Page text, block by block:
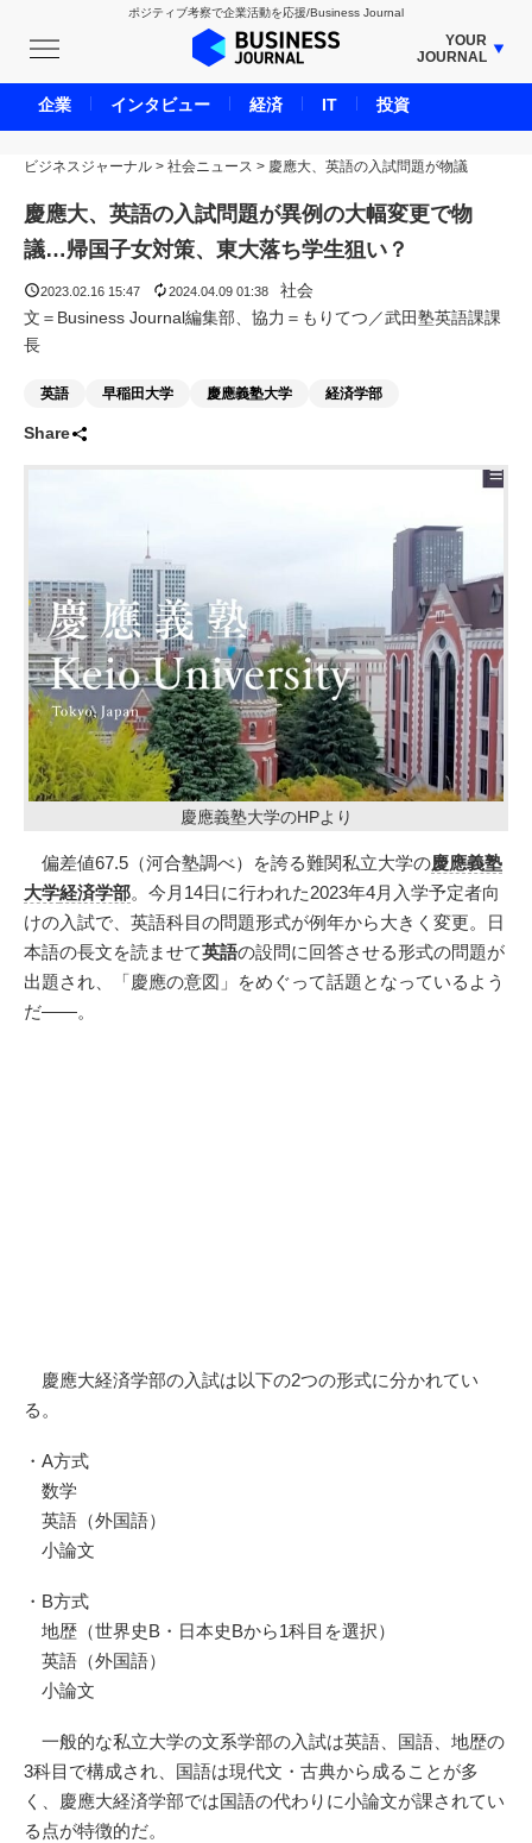
ポジティブ考察で企業活動を応援/Business Journal
YOUR
JOURNAL
BUSINESS JOURNAL
UNICORN JOURNAL
CARBON CREDITS JOURNAL
IVS JOURNAL
ENERGY MANAGEMENT JOURNAL
LIFE ENDING JOURNAL
REAL ESTATE BROKERAGE JOURNAL
ビジネスジャーナル > 社会ニュース > 慶應大、英語の入試問題が物議
慶應大、英語の入試問題が異例の大幅変更で物
議…帰国子女対策、東大落ち学生狙い？
2023.02.16 15:47 2024.04.09 01:38
社会
文＝Business Journal編集部、協力＝もりてつ／武田塾英語課課
長
英語 早稲田大学 慶應義塾大学 経済学部
Share
慶應義塾大学のHPより
偏差値67.5（河合塾調べ）を誇る難関私立大学の慶應義塾
大学経済学部。今月14日に行われた2023年4月入学予定者向
けの入試で、英語科目の問題形式が例年から大きく変更。日
本語の長文を読ませて英語の設問に回答させる形式の問題が
出題され、「慶應の意図」をめぐって話題となっているよう
だ――。
慶應大経済学部の入試は以下の2つの形式に分かれてい
る。
・A方式
数学
英語（外国語）
小論文
・B方式
地歴（世界史B・日本史Bから1科目を選択）
英語（外国語）
小論文
一般的な私立大学の文系学部の入試は英語、国語、地歴の
3科目で構成され、国語は現代文・古典から成ることが多
く、慶應大経済学部では国語の代わりに小論文が課されてい
る点が特徴的だ。
企業 インタビュー 経済 IT 投資